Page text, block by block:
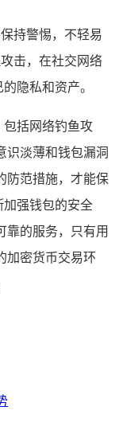
持警惕，不轻易
击，在社交网络
隐私和资产。
包括网络钓鱼攻
识淡薄和钱包漏洞
防范措施，才能保
加强钱包的安全
靠的服务，只有用
加密货币交易环